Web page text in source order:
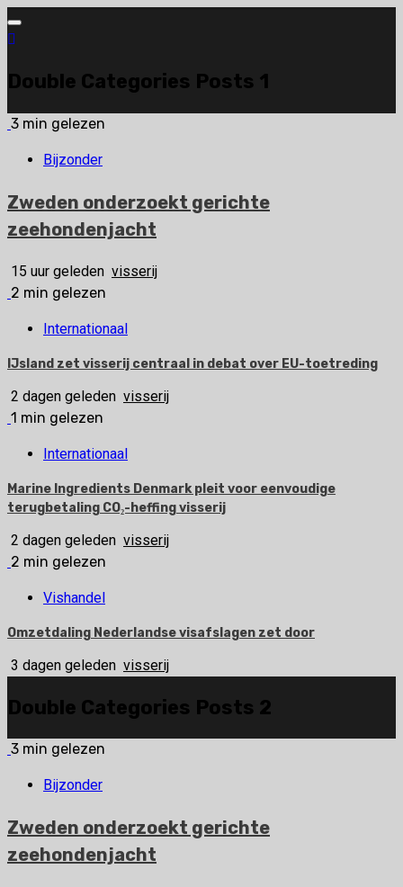
Ga
naar
inhoud
Double Categories Posts 1
3 min gelezen
Bijzonder
Zweden onderzoekt gerichte
zeehondenjacht
15 uur geleden visserij
2 min gelezen
Internationaal
IJsland zet visserij centraal in debat over EU-toetreding
2 dagen geleden visserij
1 min gelezen
Internationaal
Marine Ingredients Denmark pleit voor eenvoudige
terugbetaling CO₂-heffing visserij
2 dagen geleden visserij
2 min gelezen
Vishandel
Omzetdaling Nederlandse visafslagen zet door
3 dagen geleden visserij
Double Categories Posts 2
3 min gelezen
Bijzonder
Zweden onderzoekt gerichte
zeehondenjacht